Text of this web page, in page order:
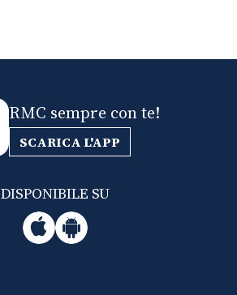
RMC sempre con te!
SCARICA L'APP
DISPONIBILE SU